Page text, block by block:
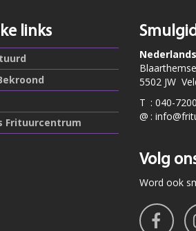
links
Frituurcentrum
5502 JW
T : 040-
@ :
Volg
Word ook